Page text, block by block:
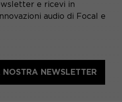
e ricevi in
audio di Focal e
NOSTRA NEWSLETTER